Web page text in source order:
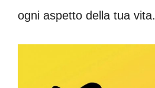
ogni aspetto della tua vita.